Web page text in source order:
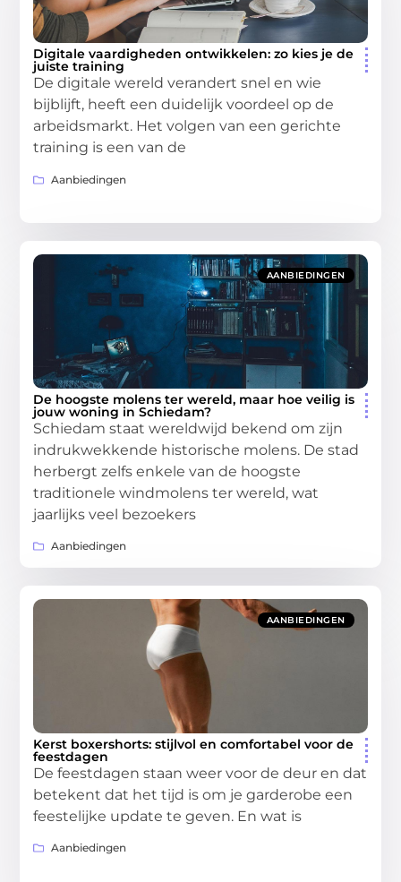
Digitale vaardigheden ontwikkelen: zo kies je de
juiste training
De digitale wereld verandert snel en wie
bijblijft, heeft een duidelijk voordeel op de
arbeidsmarkt. Het volgen van een gerichte
training is een van de
Aanbiedingen
AANBIEDINGEN
De hoogste molens ter wereld, maar hoe veilig is
jouw woning in Schiedam?
Schiedam staat wereldwijd bekend om zijn
indrukwekkende historische molens. De stad
herbergt zelfs enkele van de hoogste
traditionele windmolens ter wereld, wat
jaarlijks veel bezoekers
Aanbiedingen
AANBIEDINGEN
Kerst boxershorts: stijlvol en comfortabel voor de
feestdagen
De feestdagen staan weer voor de deur en dat
betekent dat het tijd is om je garderobe een
feestelijke update te geven. En wat is
Aanbiedingen